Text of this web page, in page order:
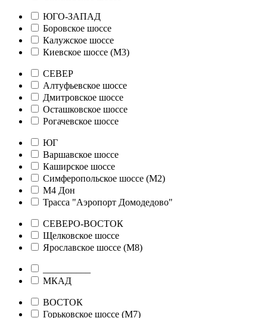
ЮГО-ЗАПАД
Боровское шоссе
Калужское шоссе
Киевское шоссе (М3)
СЕВЕР
Алтуфьевское шоссе
Дмитровское шоссе
Осташковское шоссе
Рогачевское шоссе
ЮГ
Варшавское шоссе
Каширское шоссе
Симферопольское шоссе (М2)
М4 Дон
Трасса "Аэропорт Домодедово"
СЕВЕРО-ВОСТОК
Щелковское шоссе
Ярославское шоссе (М8)
МКАД
ВОСТОК
Горьковское шоссе (М7)